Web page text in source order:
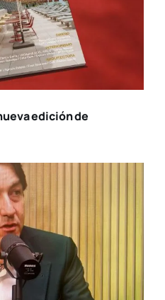
edición de